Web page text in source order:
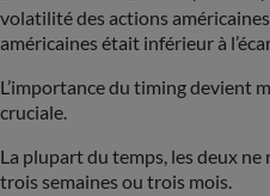
volatilité des actions
américaines était inférieur à
L’importance du timing devient
cruciale.
La plupart du temps, les deux ne
trois semaines ou trois mois.